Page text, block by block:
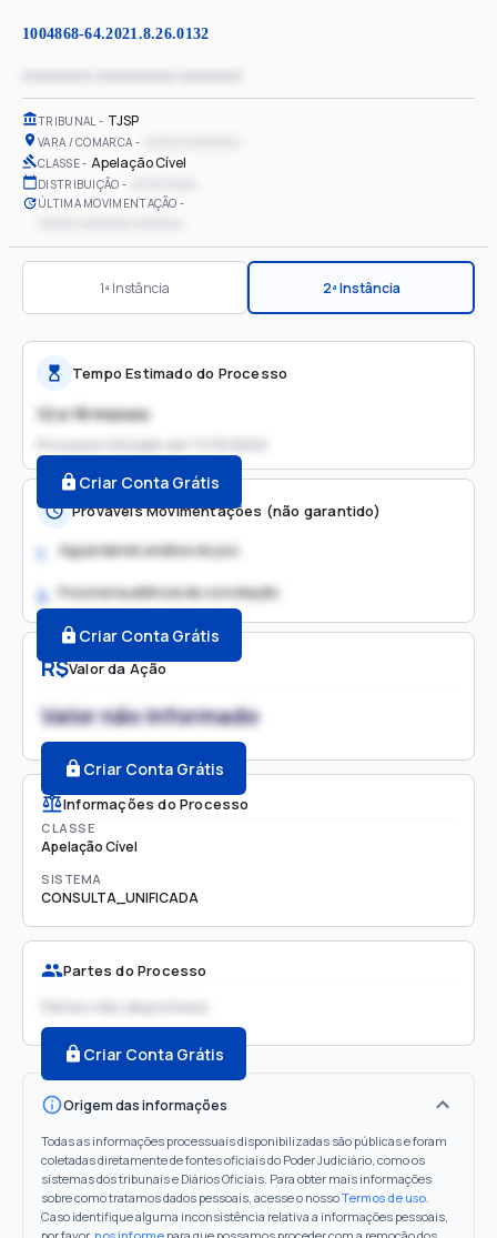
1004868-64.2021.8.26.0132
TRIBUNAL TJSP
VARA / COMARCA
CLASSE Apelação Cível
DISTRIBUIÇÃO
ÚLTIMA MOVIMENTAÇÃO
1ª Instância 2ª Instância
R$Valor da Ação
Valor não informado
Criar Conta Grátis
Informações do Processo
CLASSE
Apelação Cível
SISTEMA
CONSULTA_UNIFICADA
Partes do Processo
Partes não disponíveis
Criar Conta Grátis
Origem das informações
Todas as informações processuais disponibilizadas são públicas e foram
coletadas diretamente de fontes oficiais do Poder Judiciário, como os
sistemas dos tribunais e Diários Oficiais. Para obter mais informações
sobre como tratamos dados pessoais, acesse o nossoTermos de uso.
Caso identifique alguma inconsistência relativa a informações pessoais,
Tempo Estimado do Processo
12 a 18 meses
Processo iniciado em
Criar Conta Grátis
Prováveis Movimentações (não garantido)
1. Aguardando análise do juiz
2. Possível audiência de conciliação
Criar Conta Grátis